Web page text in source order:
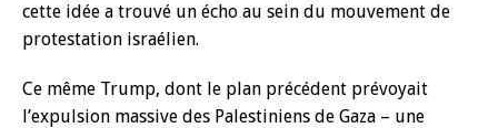
cette idée a trouvé un écho au sein du mouvement de
protestation israélien.
Ce même Trump, dont le plan précédent prévoyait
l’expulsion massive des Palestiniens de Gaza – une